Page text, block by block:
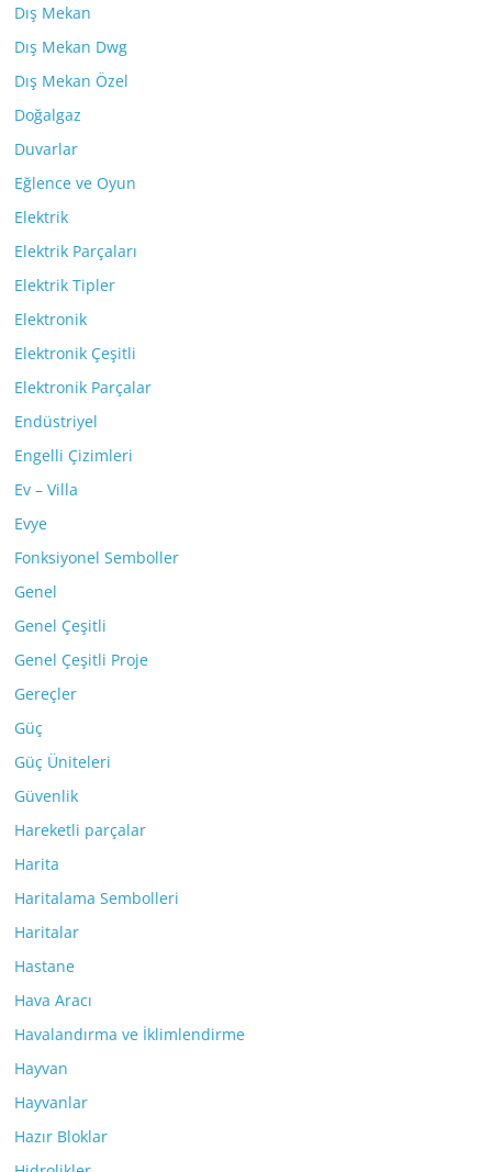
Dış Mekan
Dış Mekan Dwg
Dış Mekan Özel
Doğalgaz
Duvarlar
Eğlence ve Oyun
Elektrik
Elektrik Parçaları
Elektrik Tipler
Elektronik
Elektronik Çeşitli
Elektronik Parçalar
Endüstriyel
Engelli Çizimleri
Ev – Villa
Evye
Fonksiyonel Semboller
Genel
Genel Çeşitli
Genel Çeşitli Proje
Gereçler
Güç
Güç Üniteleri
Güvenlik
Hareketli parçalar
Harita
Haritalama Sembolleri
Haritalar
Hastane
Hava Aracı
Havalandırma ve İklimlendirme
Hayvan
Hayvanlar
Hazır Bloklar